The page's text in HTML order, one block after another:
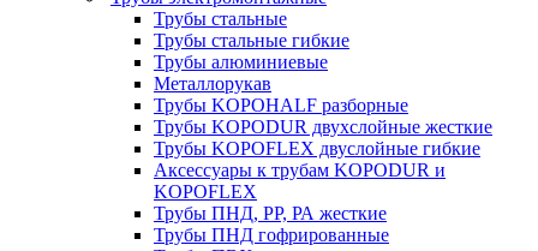
Трубы стальные
Трубы стальные гибкие
Трубы алюминиевые
Металлорукав
Трубы KOPOHALF разборные
Трубы KOPODUR двухслойные жесткие
Трубы KOPOFLEX двуслойные гибкие
Аксессуары к трубам KOPODUR и
KOPOFLEX
Трубы ПНД, РР, РА жесткие
Трубы ПНД гофрированные